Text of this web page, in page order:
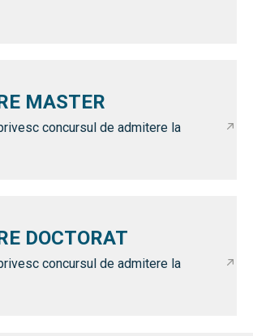
MASTER
concursul de admitere la
DOCTORAT
concursul de admitere la